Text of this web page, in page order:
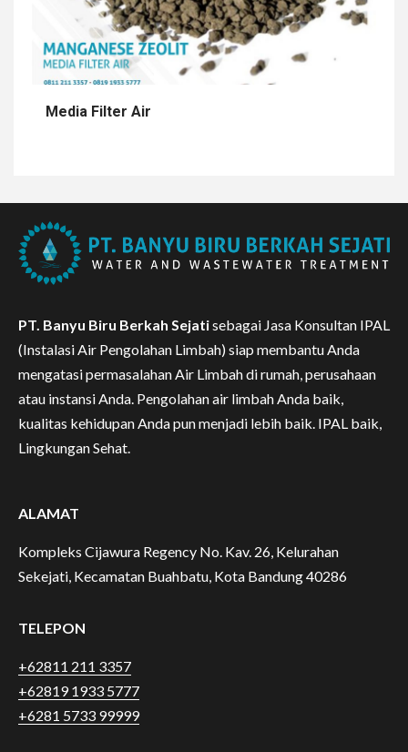
Media Filter Air
PT. Banyu Biru Berkah Sejatisebagai Jasa Konsultan IPAL
(Instalasi Air Pengolahan Limbah) siap membantu Anda
mengatasi permasalahan Air Limbah di rumah, perusahaan
atau instansi Anda. Pengolahan air limbah Anda baik,
kualitas kehidupan Anda pun menjadi lebih baik. IPAL baik,
Lingkungan Sehat.
ALAMAT
Kompleks Cijawura Regency No. Kav. 26, Kelurahan
Sekejati, Kecamatan Buahbatu, Kota Bandung 40286
TELEPON
+62811 211 3357
+62819 1933 5777
+6281 5733 99999